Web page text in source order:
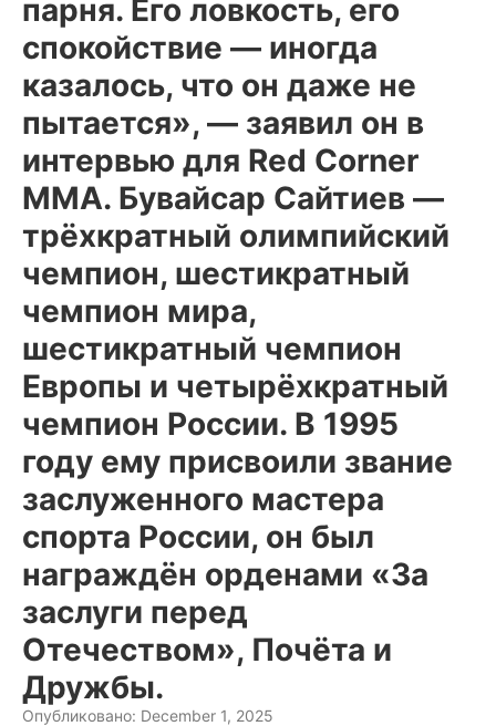
парня. Его ловкость, его
спокойствие — иногда
казалось, что он даже не
пытается», — заявил он в
интервью для Red Corner
MMA. Бувайсар Сайтиев —
трёхкратный олимпийский
чемпион, шестикратный
чемпион мира,
шестикратный чемпион
Европы и четырёхкратный
чемпион России. В 1995
году ему присвоили звание
заслуженного мастера
спорта России, он был
награждён орденами «За
заслуги перед
Отечеством», Почёта и
Дружбы.
Опубликовано: December 1, 2025